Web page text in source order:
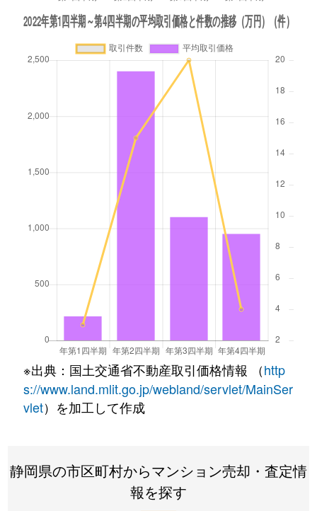
※出典：国土交通省不動産取引価格情報 （http
s://www.land.mlit.go.jp/webland/servlet/MainSer
vlet）を加工して作成
静岡県の市区町村からマンション売却・査定情
報を探す